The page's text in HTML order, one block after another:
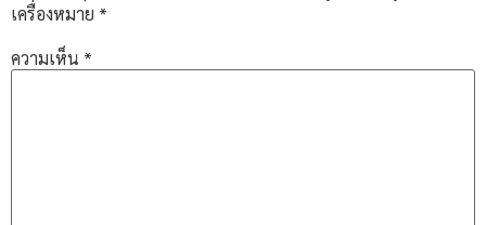
เครื่องหมาย *
ความเห็น *